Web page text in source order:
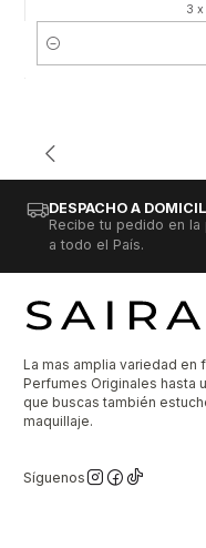
3
Cantidad
DESPACHO A
Recibe tu pedido en la
a todo el País.
La mas amplia variedad en
Perfumes Originales hasta
que buscas también
maquillaje.
Síguenos